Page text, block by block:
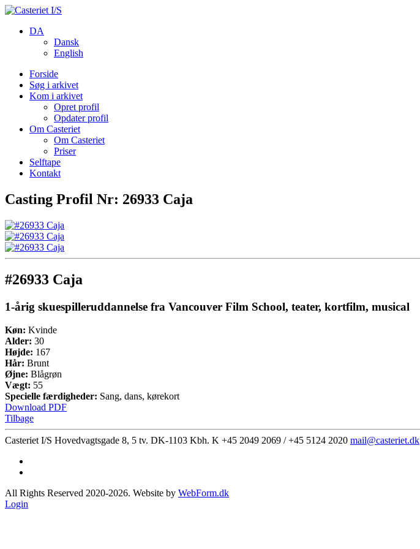
DA
Dansk
English
Forside
Søg i arkivet
Kom i arkivet
Opret profil
Opdater profil
Om Casteriet
Om Casteriet
Priser
Selftape
Kontakt
Casting Profil Nr: 26933 Caja
#26933 Caja
1-årig skuespilleruddannelse fra Vancouver Film School, teater, kortfilm, musical
Køn: Kvinde
Alder: 30
Højde: 167
Hår: Brunt
Øjne: Blågrøn
Vægt: 55
Specielle færdigheder: Sang, dans, kørekort
Download PDF
Tilbage
Casteriet I/S Hovedvagtsgade 8, 5 tv. DK-1103 Kbh. K +45 2049 2069 / +45 5124 2020 mail@casteriet.dk
All Rights Reserved 2020-2026. Website by WebForm.dk
Login